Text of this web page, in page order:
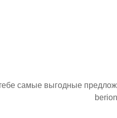
самые выгодные